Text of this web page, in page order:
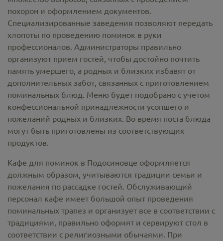
похорон и оформлением документов.
Специализированные заведения позволяют передать
хлопоты по проведению поминок в руки
профессионалов. Администраторы правильно
организуют прием гостей, чтобы достойно почтить
память умершего, а родных и близких избавят от
дополнительных забот, связанных с приготовлением
поминальных блюд. Меню будет подобрано с учетом
конфессиональной принадлежности усопшего и
пожеланий родных и близких. Во время поста блюда
могут быть приготовлены из соответствующих
продуктов.
Кафе для поминок в Подосиновце оформляется
должным образом, учитываются традиции семьи и
пожелания по рассадке гостей. Обслуживающий
персонал кафе имеет большой опыт проведения
поминальных трапез и организует все в соответствии с
традициями, правильно оформят и сервируют стол в
соответствии с религиозными обычаями. При